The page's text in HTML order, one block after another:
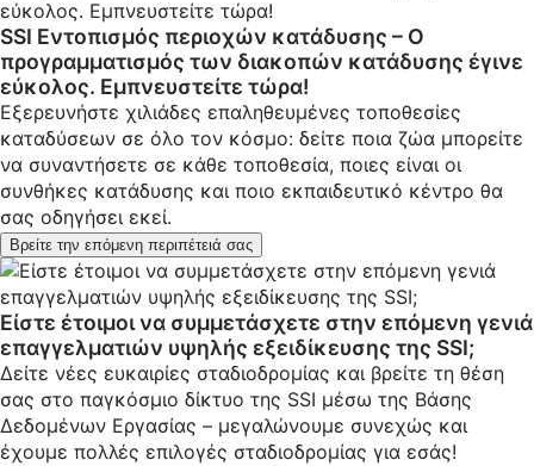
SSI Εντοπισμός περιοχών κατάδυσης – Ο
προγραμματισμός των διακοπών κατάδυσης έγινε
εύκολος. Εμπνευστείτε τώρα!
Εξερευνήστε χιλιάδες επαληθευμένες τοποθεσίες
καταδύσεων σε όλο τον κόσμο: δείτε ποια ζώα μπορείτε
να συναντήσετε σε κάθε τοποθεσία, ποιες είναι οι
συνθήκες κατάδυσης και ποιο εκπαιδευτικό κέντρο θα
σας οδηγήσει εκεί.
Βρείτε την επόμενη περιπέτειά σας
Είστε έτοιμοι να συμμετάσχετε στην επόμενη γενιά
επαγγελματιών υψηλής εξειδίκευσης της SSI;
Δείτε νέες ευκαιρίες σταδιοδρομίας και βρείτε τη θέση
σας στο παγκόσμιο δίκτυο της SSI μέσω της Βάσης
Δεδομένων Εργασίας – μεγαλώνουμε συνεχώς και
έχουμε πολλές επιλογές σταδιοδρομίας για εσάς!